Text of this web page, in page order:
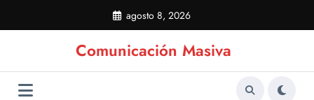
contenido
agosto 8, 2026
Comunicación Masiva